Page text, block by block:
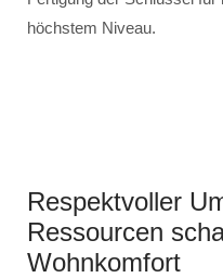
höchstem Niveau.
Respektvoller
Ressourcen
Wohnkomfort